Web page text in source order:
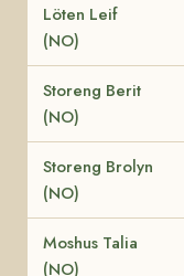
Löten Leif
(NO)
Storeng Berit
(NO)
Storeng Brolyn
(NO)
Moshus Talia
(NO)